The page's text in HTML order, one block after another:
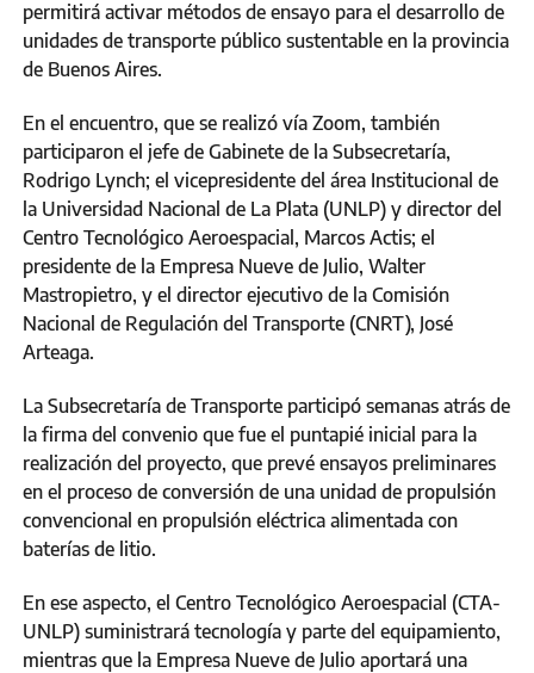
permitirá activar métodos de ensayo para el desarrollo de
unidades de transporte público sustentable en la provincia
de Buenos Aires.
En el encuentro, que se realizó vía Zoom, también
participaron el jefe de Gabinete de la Subsecretaría,
Rodrigo Lynch; el vicepresidente del área Institucional de
la Universidad Nacional de La Plata (UNLP) y director del
Centro Tecnológico Aeroespacial, Marcos Actis; el
presidente de la Empresa Nueve de Julio, Walter
Mastropietro, y el director ejecutivo de la Comisión
Nacional de Regulación del Transporte (CNRT), José
Arteaga.
La Subsecretaría de Transporte participó semanas atrás de
la firma del convenio que fue el puntapié inicial para la
realización del proyecto, que prevé ensayos preliminares
en el proceso de conversión de una unidad de propulsión
convencional en propulsión eléctrica alimentada con
baterías de litio.
En ese aspecto, el Centro Tecnológico Aeroespacial (CTA-
UNLP) suministrará tecnología y parte del equipamiento,
mientras que la Empresa Nueve de Julio aportará una